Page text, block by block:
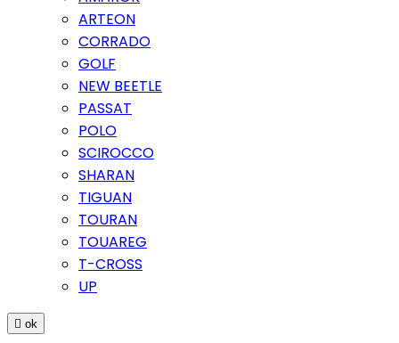
ARTEON
CORRADO
GOLF
NEW BEETLE
PASSAT
POLO
SCIROCCO
SHARAN
TIGUAN
TOURAN
TOUAREG
T-CROSS
UP
 ok